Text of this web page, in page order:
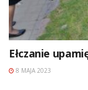
Ełczanie
8 MAJA 2023